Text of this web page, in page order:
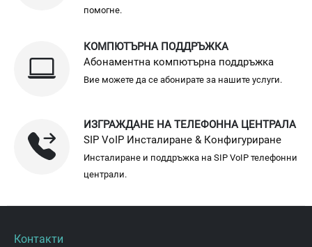
помогне.
КОМПЮТЪРНА ПОДДРЪЖКА
Абонаментна компютърна поддръжка
Вие можете да се абонирате за нашите услуги.
ИЗГРАЖДАНЕ НА ТЕЛЕФОННА ЦЕНТРАЛА
SIP VoIP Инсталиране & Конфигуриране
Инсталиране и поддръжка на SIP VoIP телефонни
централи.
Контакти